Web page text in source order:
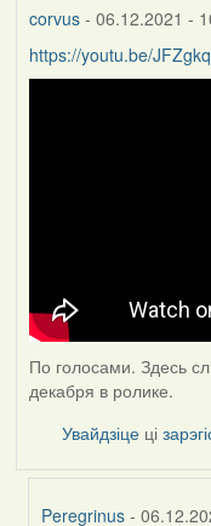
corvus- 06.12.2021 -
https://youtu.be/
По голосами. Здесь
декабря в ролике.
Увайдзіце ці
Peregrinus -